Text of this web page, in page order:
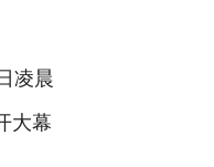
凌晨
大幕